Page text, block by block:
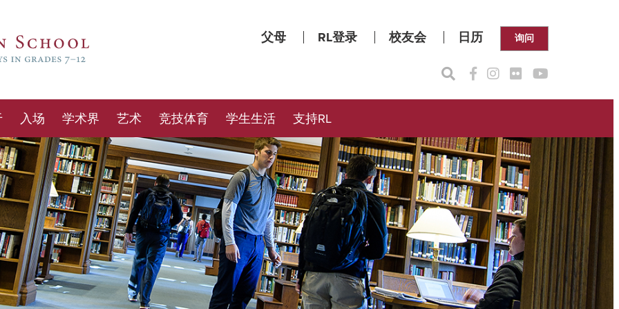
父母 RL登录 校友会 日历 询问
入场 学术界 艺术 竞技体育 学生生活 支持RL